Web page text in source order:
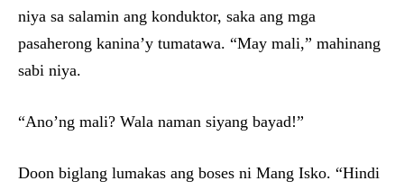
niya sa salamin ang konduktor, saka ang mga
pasaherong kanina’y tumatawa. “May mali,” mahinang
sabi niya.
“Ano’ng mali? Wala naman siyang bayad!”
Doon biglang lumakas ang boses ni Mang Isko. “Hindi